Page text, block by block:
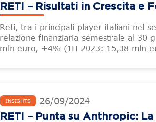
RETI – Risultati in Crescita e
Reti, tra i principali player italiani nel
relazione finanziaria semestrale al 30
mln euro, +4% (1H 2023: 15,38 mln
INSIGHTS 26/09/2024
RETI – Punta su Anthropic: